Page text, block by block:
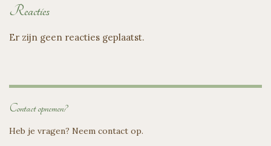
Reacties
Er zijn geen reacties geplaatst.
Contact opnemen?
Heb je vragen? Neem contact op.